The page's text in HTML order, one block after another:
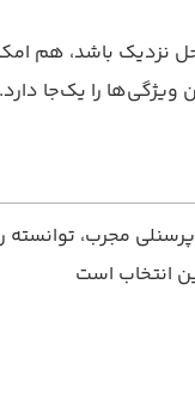
نزدیک باشد، هم
را یک‌جا دارد.
مجرب، توانسته
انتخاب است